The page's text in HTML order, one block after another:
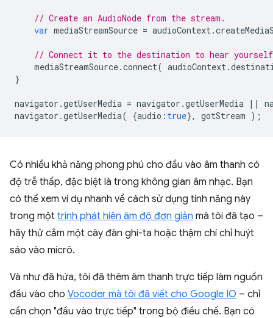
// Create an AudioNode from the stream.
var mediaStreamSource = audioContext.
// Connect it to the destination to hear
mediaStreamSource.connect( audioContext.
}
navigator .getUserMedia = navigator .getUserMedia ||
navigator .getUserMedia( {audio : true}, gotStream );
Có nhiều khả năng phong phú cho đầu vào âm thanh có
độ trễ thấp, đặc biệt là trong không gian âm nhạc. Bạn
có thể xem ví dụ nhanh về cách sử dụng tính năng này
trong một trình phát hiện âm độ đơn giản mà tôi đã tạo –
hãy thử cắm một cây đàn ghi-ta hoặc thậm chí chỉ huýt
sáo vào micrô.
Và như đã hứa, tôi đã thêm âm thanh trực tiếp làm nguồn
đầu vào cho Vocoder mà tôi đã viết cho Google IO – chỉ
cần chọn "đầu vào trực tiếp" trong bộ điều chế. Bạn có